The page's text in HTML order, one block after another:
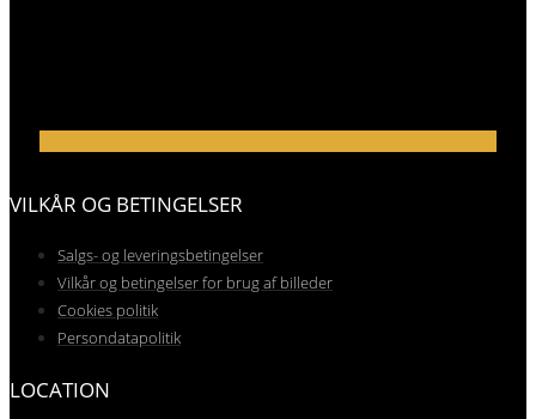
VILKÅR OG BETINGELSER
Salgs- og leveringsbetingelser
Vilkår og betingelser for brug af billeder
Cookies politik
Persondatapolitik
LOCATION